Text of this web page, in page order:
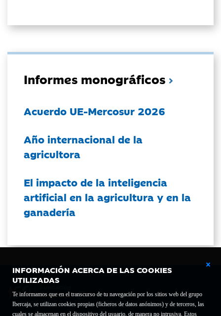
INFORMACIÓN ACERCA DE LAS COOKIES
UTILIZADAS
Te informamos que en el transcurso de tu navegación por los sitios web del grupo
Ibercaja, se utilizan cookies propias (ficheros de datos anónimos) y de terceros, las
cuales se almacenan en el dispositivo del usuario, de manera no intrusiva. Estos
Informes monográficos
Acuerdo UE-Mercosur 2026
Año internacional de la
agricultora
El impacto de la inteligencia
artificial en la agricultura y en la
ganadería